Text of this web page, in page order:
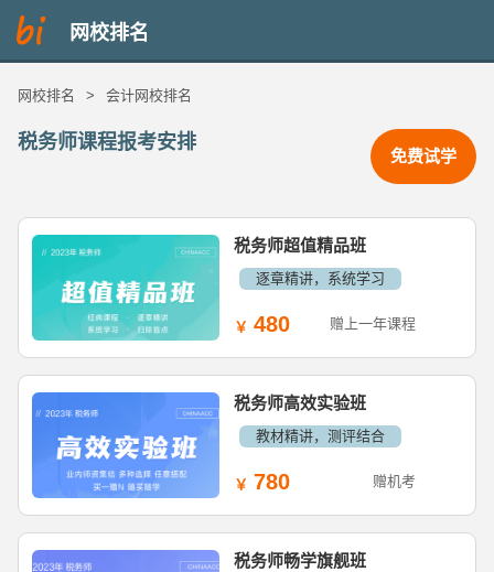
网校排名
网校排名 > 会计网校排名
税务师课程报考安排
免费试学
税务师超值精品班
逐章精讲，系统学习
480 赠上一年课程
税务师高效实验班
教材精讲，测评结合
780 赠机考
税务师畅学旗舰班